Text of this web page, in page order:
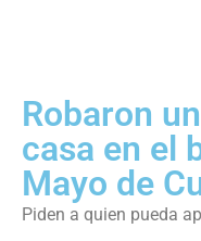
Robaron
casa en el
Mayo de
Piden a quien pueda